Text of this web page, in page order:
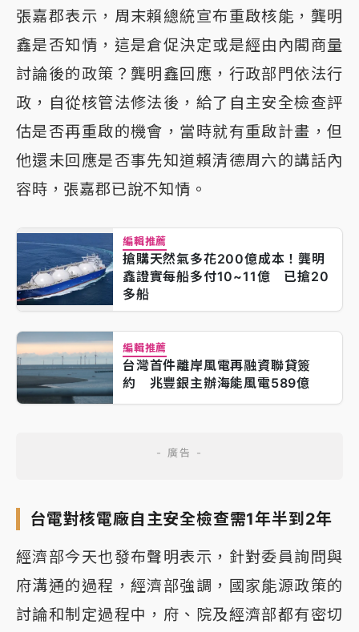
張嘉郡表示，周末賴總統宣布重啟核能，龔明
鑫是否知情，這是倉促決定或是經由內閣商量
討論後的政策？龔明鑫回應，行政部門依法行
政，自從核管法修法後，給了自主安全檢查評
估是否再重啟的機會，當時就有重啟計畫，但
他還未回應是否事先知道賴清德周六的講話內
容時，張嘉郡已說不知情。
編輯推薦
搶購天然氣多花200億成本！龔明
鑫證實每船多付10~11億 已搶20
多船
編輯推薦
台灣首件離岸風電再融資聯貸簽
約 兆豐銀主辦海能風電589億
台電對核電廠自主安全檢查需1年半到2年
經濟部今天也發布聲明表示，針對委員詢問與
府溝通的過程，經濟部強調，國家能源政策的
討論和制定過程中，府、院及經濟部都有密切